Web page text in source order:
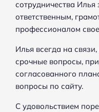
сотрудничества
ответственным,
профессионалом
Илья всегда на
срочные вопросы,
согласованного
вопросы по сайту.
С удовольствием